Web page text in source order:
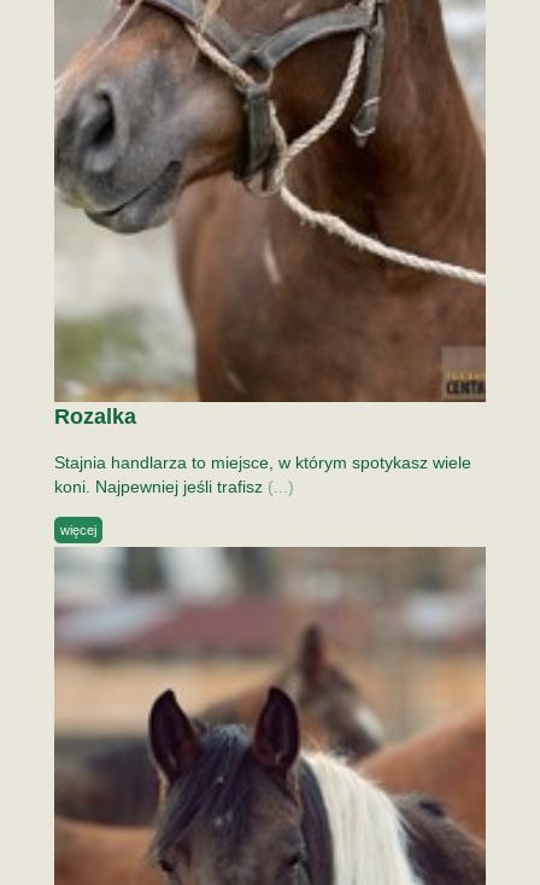
Rozalka
Stajnia handlarza to miejsce, w którym spotykasz wiele
koni. Najpewniej jeśli trafisz (...)
więcej